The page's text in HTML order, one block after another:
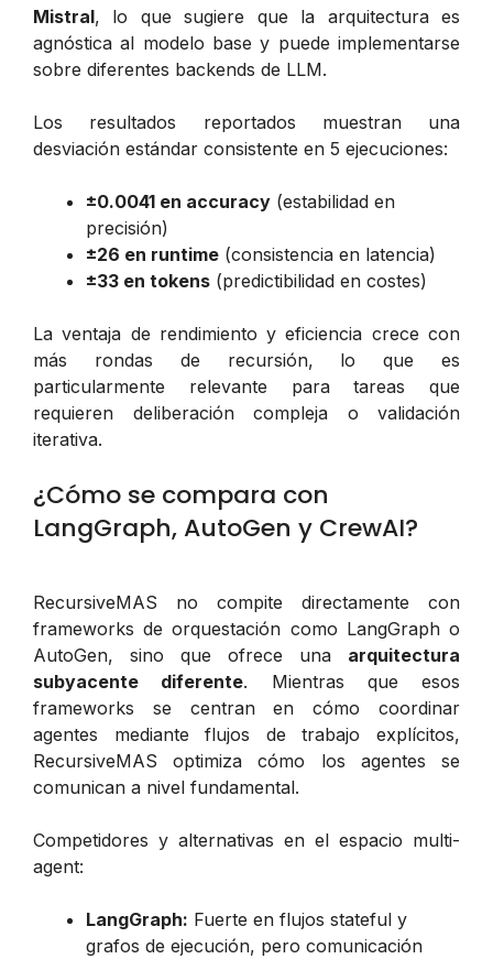
Mistral, lo que sugiere que la arquitectura es
agnóstica al modelo base y puede implementarse
sobre diferentes backends de LLM.
Los resultados reportados muestran una
desviación estándar consistente en 5 ejecuciones:
±0.0041 en accuracy (estabilidad en
precisión)
±26 en runtime (consistencia en latencia)
±33 en tokens (predictibilidad en costes)
La ventaja de rendimiento y eficiencia crece con
más rondas de recursión, lo que es
particularmente relevante para tareas que
requieren deliberación compleja o validación
iterativa.
¿Cómo se compara con
LangGraph, AutoGen y CrewAI?
RecursiveMAS no compite directamente con
frameworks de orquestación como LangGraph o
AutoGen, sino que ofrece una arquitectura
subyacente diferente. Mientras que esos
frameworks se centran en cómo coordinar
agentes mediante flujos de trabajo explícitos,
RecursiveMAS optimiza cómo los agentes se
comunican a nivel fundamental.
Competidores y alternativas en el espacio multi-
agent:
LangGraph: Fuerte en flujos stateful y
grafos de ejecución, pero comunicación